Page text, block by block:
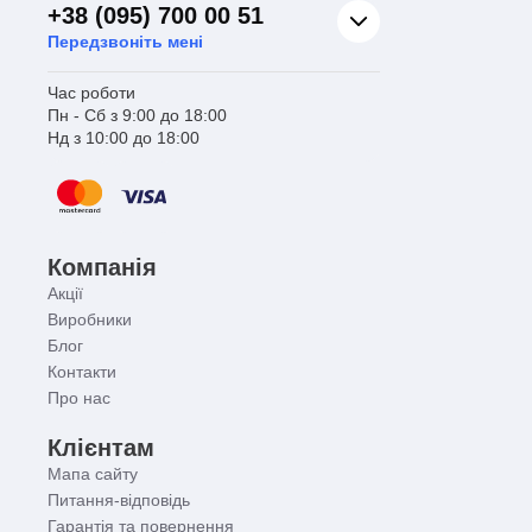
+38 (095) 700 00 51
Передзвоніть мені
Час роботи
Пн - Сб з 9:00 до 18:00
Нд з 10:00 до 18:00
Компанія
Акції
Виробники
Блог
Контакти
Про нас
Клієнтам
Мапа сайту
Питання-відповідь
Гарантія та повернення